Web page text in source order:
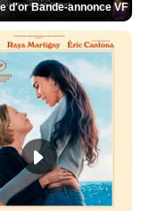
d'or Bande-annonce VF